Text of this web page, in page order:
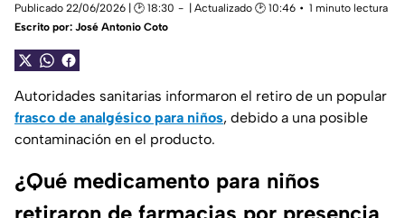
Publicado 22/06/2026 | 🕑 18:30 | Actualizado 🕑 10:46
1 minuto lectura
Escrito por: José Antonio Coto
Autoridades sanitarias informaron el retiro de un popular
frasco de analgésico para niños, debido a una posible
contaminación en el producto.
¿Qué medicamento para niños